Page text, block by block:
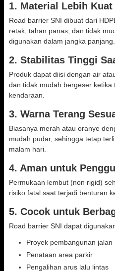
1. Material Lebih Kuat
Road barrier SNI dibuat dari
retak, tahan panas, dan tidak
digunakan dalam jangka panjang.
2. Stabilitas Tinggi
Produk dapat diisi dengan air
dan tidak mudah bergeser
kendaraan.
3. Warna Terang
Biasanya merah atau oranye
mudah pudar, sehingga tetap
malam hari.
4. Aman untuk
Permukaan lembut (non rigid)
risiko fatal saat terjadi benturan
5. Cocok untuk
Road barrier SNI dapat
Proyek pembangunan jalan
Penataan area parkir
Pengalihan arus lalu lintas